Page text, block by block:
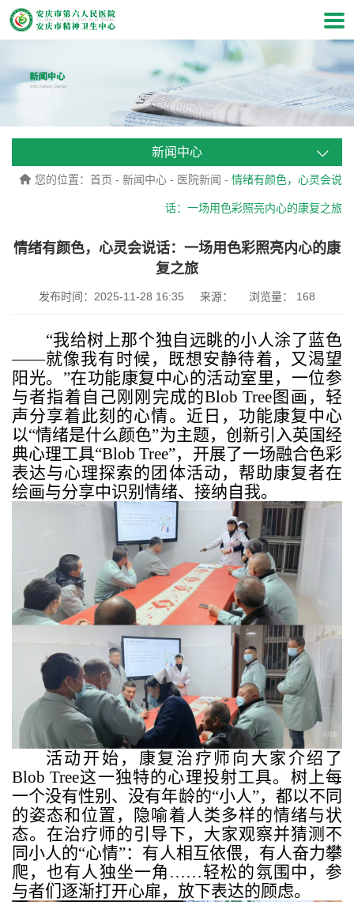
新闻中心
您的位置： 首页 - 新闻中心 - 医院新闻 - 情绪有颜色，心灵会说
话：一场用色彩照亮内心的康复之旅
情绪有颜色，心灵会说话：一场用色彩照亮内心的康
复之旅
发布时间：2025-11-28 16:35 来源： 浏览量： 168
“我给树上那个独自远眺的小人涂了蓝色
——就像我有时候，既想安静待着，又渴望
阳光。”在功能康复中心的活动室里，一位参
与者指着自己刚刚完成的Blob Tree图画，轻
声分享着此刻的心情。近日，功能康复中心
以“情绪是什么颜色”为主题，创新引入英国经
典心理工具“Blob Tree”，开展了一场融合色彩
表达与心理探索的团体活动，帮助康复者在
绘画与分享中识别情绪、接纳自我。
活动开始，康复治疗师向大家介绍了
Blob Tree这一独特的心理投射工具。树上每
一个没有性别、没有年龄的“小人”，都以不同
的姿态和位置，隐喻着人类多样的情绪与状
态。在治疗师的引导下，大家观察并猜测不
同小人的“心情”：有人相互依偎，有人奋力攀
爬，也有人独坐一角……轻松的氛围中，参
与者们逐渐打开心扉，放下表达的顾虑。